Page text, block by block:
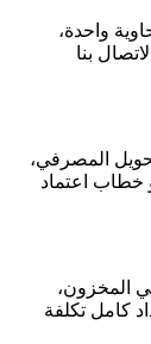
واحدة،
بنا
التحويل المصرفي،
خطاب اعتماد
المخزون،
كامل تكلفة